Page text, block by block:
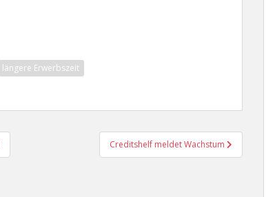
längere Erwerbszeit
Creditshelf meldet Wachstum